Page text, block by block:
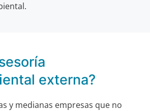
externa?
y medianas empresas que no